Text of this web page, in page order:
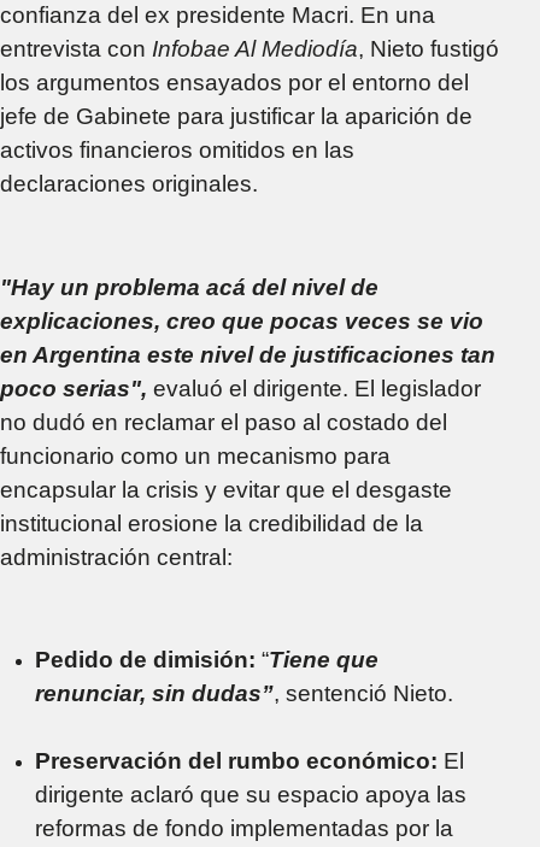
confianza del ex presidente Macri. En una
entrevista con Infobae Al Mediodía, Nieto fustigó
los argumentos ensayados por el entorno del
jefe de Gabinete para justificar la aparición de
activos financieros omitidos en las
declaraciones originales.
"Hay un problema acá del nivel de
explicaciones, creo que pocas veces se vio
en Argentina este nivel de justificaciones tan
poco serias", evaluó el dirigente. El legislador
no dudó en reclamar el paso al costado del
funcionario como un mecanismo para
encapsular la crisis y evitar que el desgaste
institucional erosione la credibilidad de la
administración central:
Pedido de dimisión: “Tiene que
renunciar, sin dudas”, sentenció Nieto.
Preservación del rumbo económico: El
dirigente aclaró que su espacio apoya las
reformas de fondo implementadas por la